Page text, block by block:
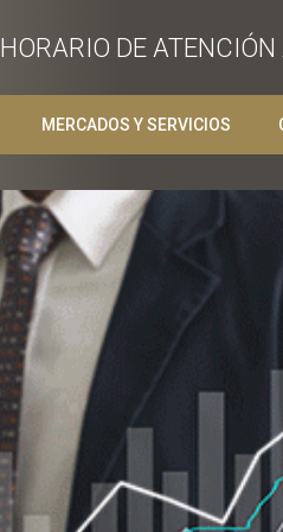
HORARIO DE
MERCADOS Y SERVICIOS